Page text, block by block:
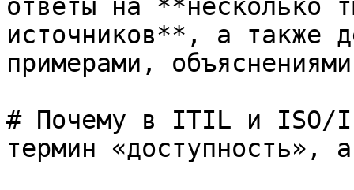
ответы на **несколько
источников**, а также
примерами,
# Почему в ITIL и ISO/
термин «доступность»,